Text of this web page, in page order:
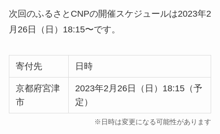
次回のふるさとCNPの開催スケジュールは2023年2
月26日（日）18:15〜です。
寄付先 日時
京都府宮津
市
2023年2月26日（日）18:15（予
定）
※日時は変更になる可能性があります